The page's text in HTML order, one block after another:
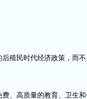
殖民时代经济政策，而
、高质量的教育、卫生和